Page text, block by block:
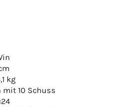
kg
10 Schuss